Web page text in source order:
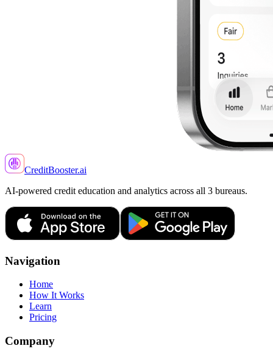
CreditBooster.ai
AI-powered credit education and analytics across all 3 bureaus.
Navigation
Home
How It Works
Learn
Pricing
Company